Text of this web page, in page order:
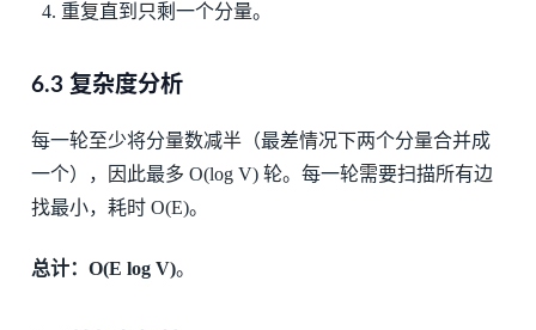
重复直到只剩一个分量。
6.3 复杂度分析
每一轮至少将分量数减半（最差情况下两个分量合并成
一个），因此最多 O(log V) 轮。每一轮需要扫描所有边
找最小，耗时 O(E)。
总计：O(E log V)。